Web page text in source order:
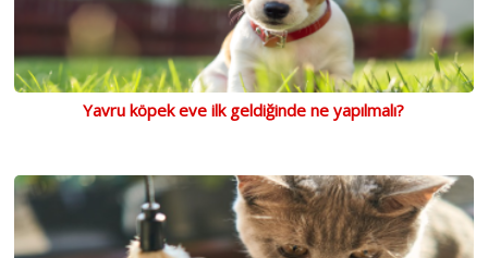
Yavru köpek eve ilk geldiğinde ne yapılmalı?